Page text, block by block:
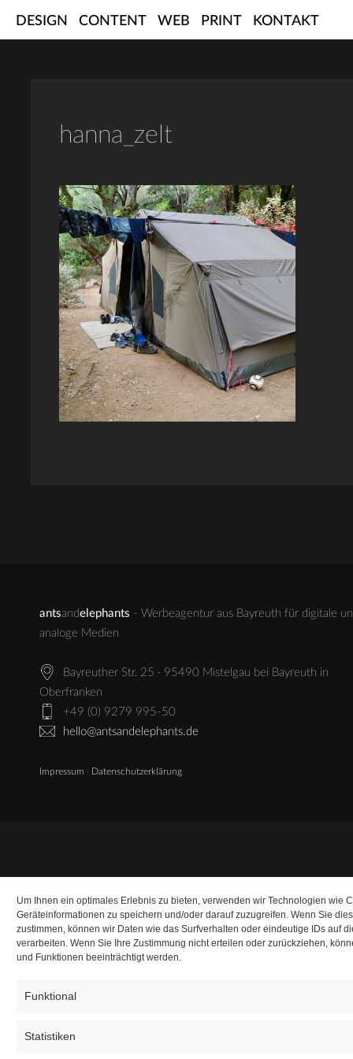
Um Ihnen ein optimales Erlebnis zu bieten, verwenden wir Technologien wie
Geräteinformationen zu speichern und/oder darauf zuzugreifen. Wenn Sie
zustimmen, können wir Daten wie das Surfverhalten oder eindeutige IDs auf
verarbeiten. Wenn Sie Ihre Zustimmung nicht erteilen oder zurückziehen,
und Funktionen beeinträchtigt werden.
Funktional
Statistiken
DESIGN CONTENT WEB PRINT KONTAKT
hanna_zelt
antsandelephants - Werbeagentur aus Bayreuth für digitale
analoge Medien
Bayreuther Str. 25 · 95490 Mistelgau bei Bayreuth in
Oberfranken
+49 (0) 9279 995-50
hello@antsandelephants.de
Impressum · Datenschutzerklärung